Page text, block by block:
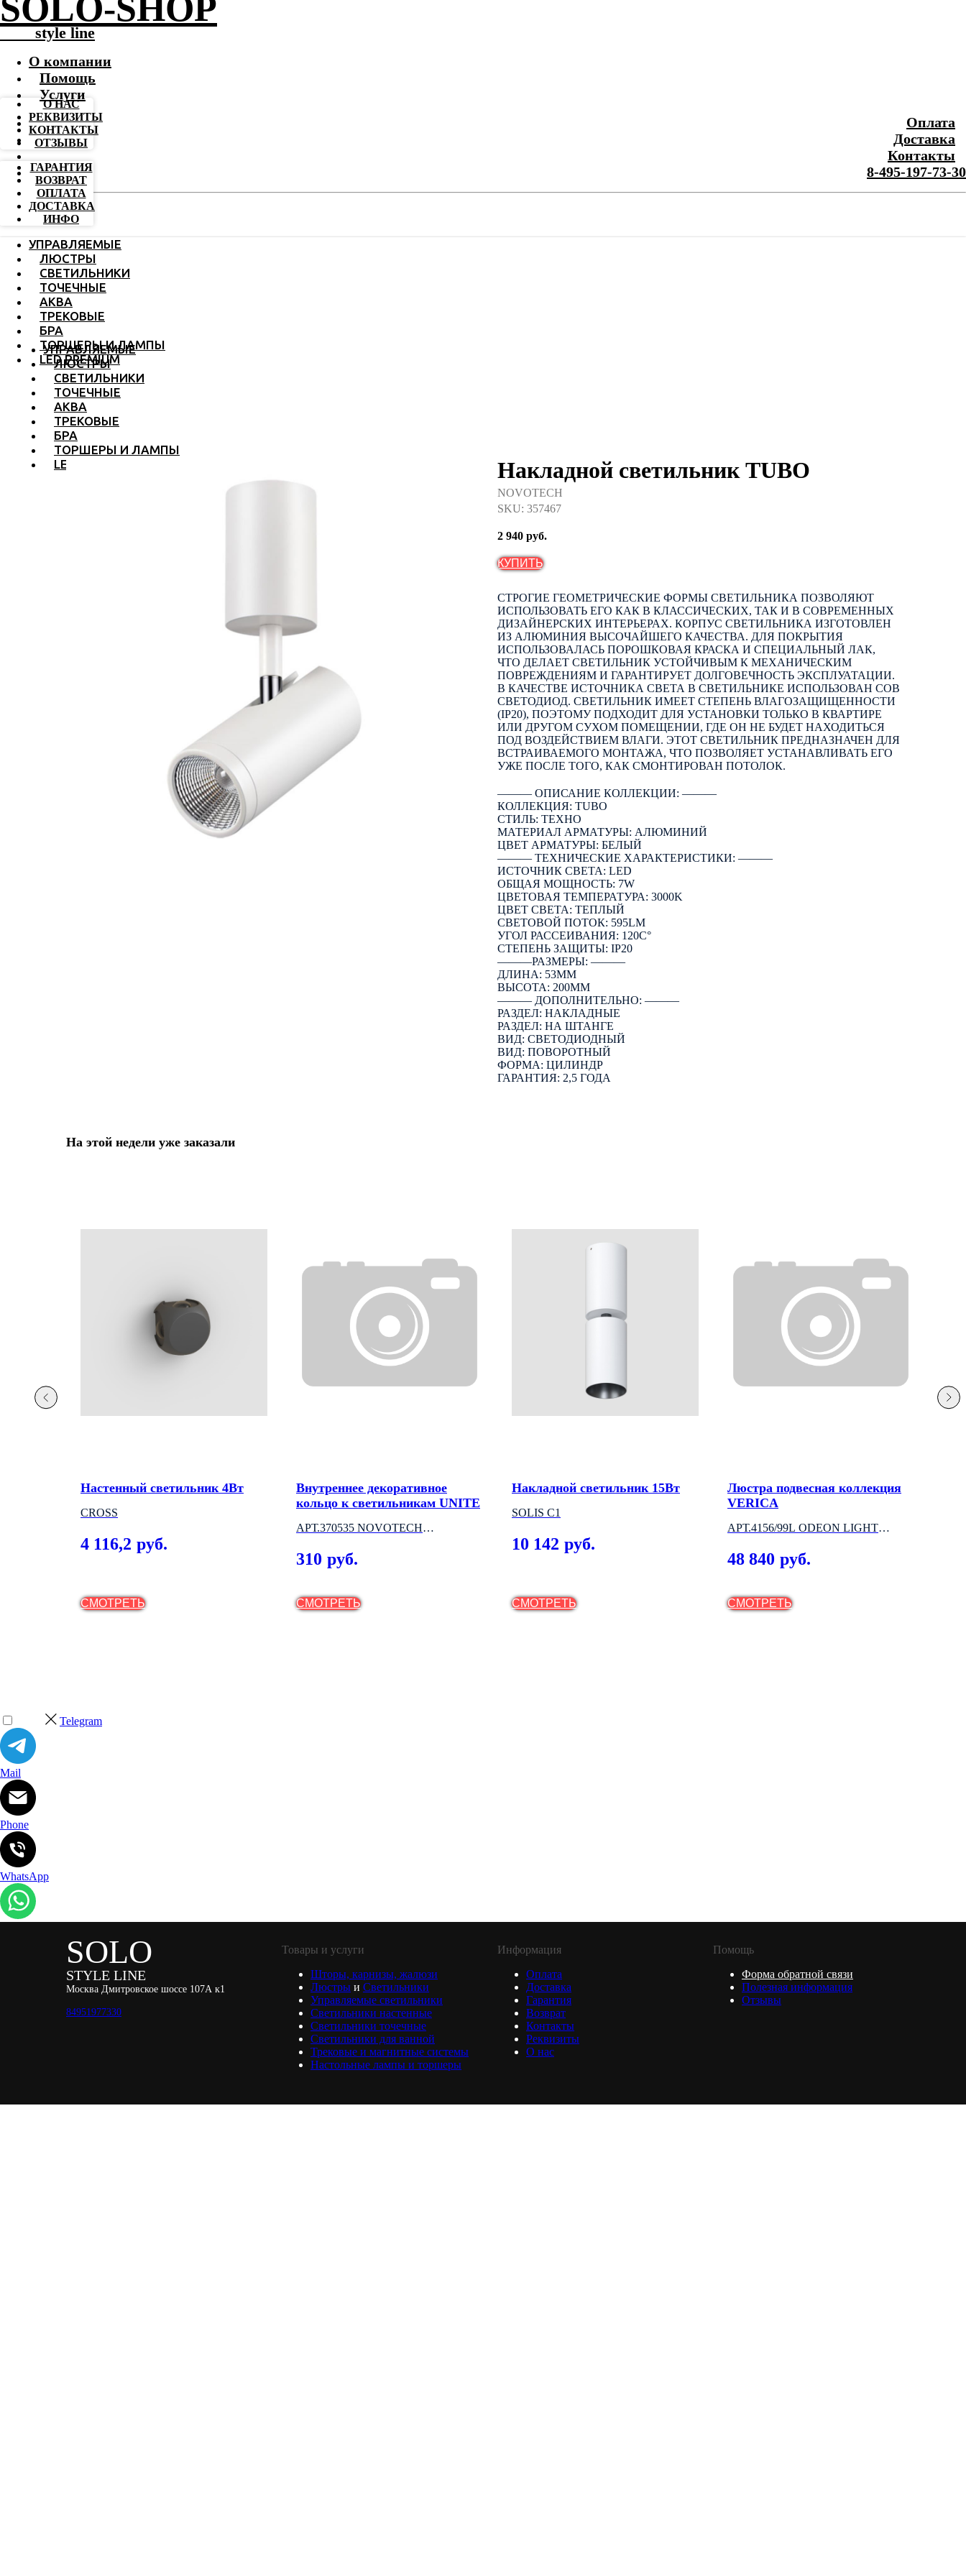
SOLO-SHOP
-------style line
О компании
Помощь
Услуги
Оплата
Доставка
Контакты
8-495-197-73-30
О НАС
РЕКВИЗИТЫ
КОНТАКТЫ
ОТЗЫВЫ
ГАРАНТИЯ
ВОЗВРАТ
ОПЛАТА
ДОСТАВКА
ИНФО
УПРАВЛЯЕМЫЕ
ЛЮСТРЫ
СВЕТИЛЬНИКИ
ТОЧЕЧНЫЕ
АКВА
ТРЕКОВЫЕ
БРА
ТОРШЕРЫ И ЛАМПЫ
LED PREMIUM
УПРАВЛЯЕМЫЕ
ЛЮСТРЫ
СВЕТИЛЬНИКИ
ТОЧЕЧНЫЕ
АКВА
ТРЕКОВЫЕ
БРА
ТОРШЕРЫ И ЛАМПЫ
LED PREMIUM
Накладной светильник TUBO
NOVOTECH
SKU: 357467
2 940 руб.
КУПИТЬ
СТРОГИЕ ГЕОМЕТРИЧЕСКИЕ ФОРМЫ СВЕТИЛЬНИКА ПОЗВОЛЯЮТ
ИСПОЛЬЗОВАТЬ ЕГО КАК В КЛАССИЧЕСКИХ, ТАК И В СОВРЕМЕННЫХ
ДИЗАЙНЕРСКИХ ИНТЕРЬЕРАХ. КОРПУС СВЕТИЛЬНИКА ИЗГОТОВЛЕН
ИЗ АЛЮМИНИЯ ВЫСОЧАЙШЕГО КАЧЕСТВА. ДЛЯ ПОКРЫТИЯ
ИСПОЛЬЗОВАЛАСЬ ПОРОШКОВАЯ КРАСКА И СПЕЦИАЛЬНЫЙ ЛАК,
ЧТО ДЕЛАЕТ СВЕТИЛЬНИК УСТОЙЧИВЫМ К МЕХАНИЧЕСКИМ
ПОВРЕЖДЕНИЯМ И ГАРАНТИРУЕТ ДОЛГОВЕЧНОСТЬ ЭКСПЛУАТАЦИИ.
В КАЧЕСТВЕ ИСТОЧНИКА СВЕТА В СВЕТИЛЬНИКЕ ИСПОЛЬЗОВАН COB
СВЕТОДИОД. СВЕТИЛЬНИК ИМЕЕТ СТЕПЕНЬ ВЛАГОЗАЩИЩЕННОСТИ
(IP20), ПОЭТОМУ ПОДХОДИТ ДЛЯ УСТАНОВКИ ТОЛЬКО В КВАРТИРЕ
ИЛИ ДРУГОМ СУХОМ ПОМЕЩЕНИИ, ГДЕ ОН НЕ БУДЕТ НАХОДИТЬСЯ
ПОД ВОЗДЕЙСТВИЕМ ВЛАГИ. ЭТОТ СВЕТИЛЬНИК ПРЕДНАЗНАЧЕН ДЛЯ
ВСТРАИВАЕМОГО МОНТАЖА, ЧТО ПОЗВОЛЯЕТ УСТАНАВЛИВАТЬ ЕГО
УЖЕ ПОСЛЕ ТОГО, КАК СМОНТИРОВАН ПОТОЛОК.
――― ОПИСАНИЕ КОЛЛЕКЦИИ: ―――
КОЛЛЕКЦИЯ: TUBO
СТИЛЬ: ТЕХНО
МАТЕРИАЛ АРМАТУРЫ: АЛЮМИНИЙ
ЦВЕТ АРМАТУРЫ: БЕЛЫЙ
――― ТЕХНИЧЕСКИЕ ХАРАКТЕРИСТИКИ: ―――
ИСТОЧНИК СВЕТА: LED
ОБЩАЯ МОЩНОСТЬ: 7W
ЦВЕТОВАЯ ТЕМПЕРАТУРА: 3000K
ЦВЕТ СВЕТА: ТЕПЛЫЙ
СВЕТОВОЙ ПОТОК: 595LM
УГОЛ РАССЕИВАНИЯ: 120C°
СТЕПЕНЬ ЗАЩИТЫ: IP20
―――РАЗМЕРЫ: ―――
ДЛИНА: 53ММ
ВЫСОТА: 200ММ
――― ДОПОЛНИТЕЛЬНО: ―――
РАЗДЕЛ: НАКЛАДНЫЕ
РАЗДЕЛ: НА ШТАНГЕ
ВИД: СВЕТОДИОДНЫЙ
ВИД: ПОВОРОТНЫЙ
ФОРМА: ЦИЛИНДР
ГАРАНТИЯ: 2,5 ГОДА
На этой недели уже заказали
Настенный светильник 4Вт
CROSS
4 116,2 руб.
СМОТРЕТЬ
Внутреннее декоративное
кольцо к светильникам UNITE
АРТ.370535 NOVOTECH
(ВЕНГРИЯ)
310 руб.
СМОТРЕТЬ
Накладной светильник 15Вт
SOLIS C1
10 142 руб.
СМОТРЕТЬ
Люстра подвесная коллекция
VERICA
АРТ.4156/99L ODEON LIGHT
(ИТАЛИЯ)
48 840 руб.
СМОТРЕТЬ
Telegram
Mail
Phone
WhatsApp
SOLO
STYLE LINE
Москва Дмитровское шоссе 107А к1
84951977330
Товары и услуги
Шторы, карнизы, жалюзи
Люстры и Светильники
Управляемые светильники
Светильники настенные
Светильники точечные
Светильники для ванной
Трековые и магнитные системы
Настольные лампы и торшеры
Информация
Оплата
Доставка
Гарантия
Возврат
Контакты
Реквизиты
О нас
Помощь
Форма обратной связи
Полезная информация
Отзывы